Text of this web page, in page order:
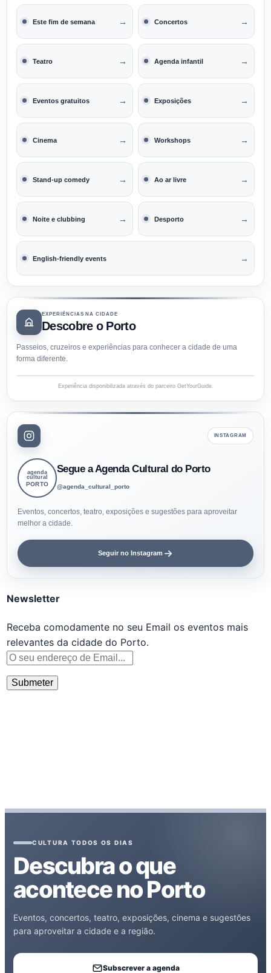
Este fim de semana → Concertos →
Teatro → Agenda infantil →
Eventos gratuitos → Exposições →
Cinema → Workshops →
Stand-up comedy → Ao ar livre →
Noite e clubbing → Desporto →
English-friendly events →
EXPERIÊNCIAS NA CIDADE
Descobre o Porto
Passeios, cruzeiros e experiências para conhecer a cidade de uma
forma diferente.
Experiência disponibilizada através do parceiro GetYourGuide.
INSTAGRAM
agenda
cultural
PORTO
Segue a Agenda Cultural do Porto
@agenda_cultural_porto
Eventos, concertos, teatro, exposições e sugestões para aproveitar
melhor a cidade.
Seguir no Instagram
Newsletter
Receba comodamente no seu Email os eventos mais
relevantes da cidade do Porto.
CULTURA TODOS OS DIAS
Descubra o que
acontece no Porto
Eventos, concertos, teatro, exposições, cinema e sugestões
para aproveitar a cidade e a região.
Subscrever a agenda